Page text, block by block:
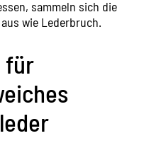
sammeln sich die
wie Lederbruch.
für